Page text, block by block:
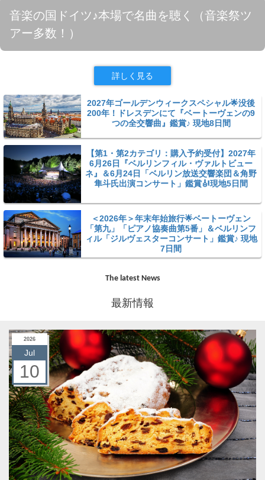
音楽の国ドイツ♪本場で名曲を聴く（音楽祭ツ
アー多数！）
詳しく見る
2027年ゴールデンウィークスペシャル🌟没後
200年！ドレスデンにて『ベートーヴェンの9
つの全交響曲』鑑賞♪ 現地8日間
【第1・第2カテゴリ：購入予約受付】2027年
6月26日『ベルリンフィル・ヴァルトビュー
ネ』＆6月24日「ベルリン放送交響楽団＆角野
隼斗氏出演コンサート」鑑賞🎻現地5日間
＜2026年＞年末年始旅行🌟ベートーヴェン
「第九」「ピアノ協奏曲第5番」＆ベルリンフ
ィル「ジルヴェスターコンサート」鑑賞♪ 現地
7日間
The latest News
最新情報
2026
Jul
10